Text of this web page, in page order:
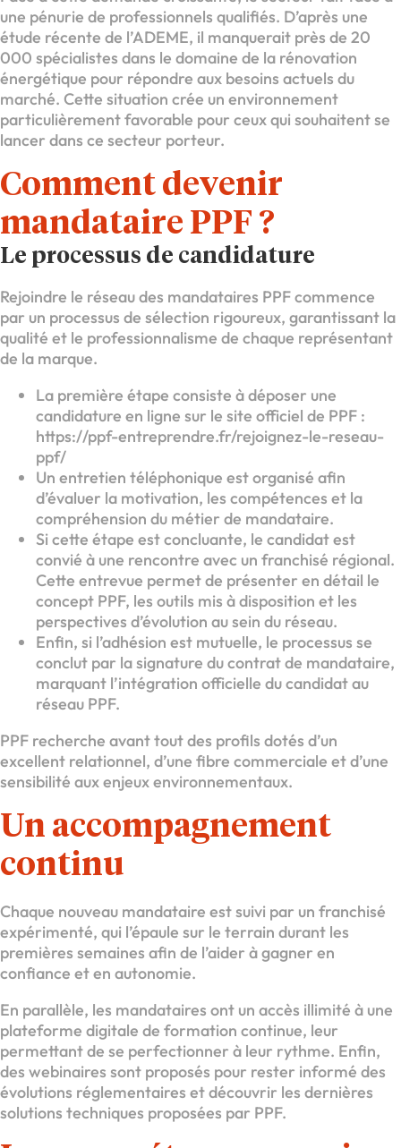
une pénurie de professionnels qualifiés. D’après une
étude récente de l’ADEME, il manquerait près de 20
000 spécialistes dans le domaine de la rénovation
énergétique pour répondre aux besoins actuels du
marché. Cette situation crée un environnement
particulièrement favorable pour ceux qui souhaitent se
lancer dans ce secteur porteur.
Comment devenir
mandataire PPF ?
Le processus de candidature
Rejoindre le réseau des mandataires PPF commence
par un processus de sélection rigoureux, garantissant la
qualité et le professionnalisme de chaque représentant
de la marque.
La première étape consiste à déposer une
candidature en ligne sur le site officiel de PPF :
https://ppf-entreprendre.fr/rejoignez-le-reseau-
ppf/
Un entretien téléphonique est organisé afin
d’évaluer la motivation, les compétences et la
compréhension du métier de mandataire.
Si cette étape est concluante, le candidat est
convié à une rencontre avec un franchisé régional.
Cette entrevue permet de présenter en détail le
concept PPF, les outils mis à disposition et les
perspectives d’évolution au sein du réseau.
Enfin, si l’adhésion est mutuelle, le processus se
conclut par la signature du contrat de mandataire,
marquant l’intégration officielle du candidat au
réseau PPF.
PPF recherche avant tout des profils dotés d’un
excellent relationnel, d’une fibre commerciale et d’une
sensibilité aux enjeux environnementaux.
Un accompagnement
continu
Chaque nouveau mandataire est suivi par un franchisé
expérimenté, qui l’épaule sur le terrain durant les
premières semaines afin de l’aider à gagner en
confiance et en autonomie.
En parallèle, les mandataires ont un accès illimité à une
plateforme digitale de formation continue, leur
permettant de se perfectionner à leur rythme. Enfin,
des webinaires sont proposés pour rester informé des
évolutions réglementaires et découvrir les dernières
solutions techniques proposées par PPF.